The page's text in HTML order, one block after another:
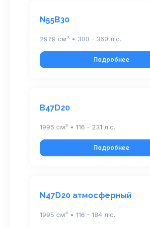
N55B30
2979 см³ • 300 - 360 л.с.
Подробнее
B47D20
1995 см³ • 116 - 231 л.с.
Подробнее
N47D20 атмосферный
1995 см³ • 116 - 184 л.с.